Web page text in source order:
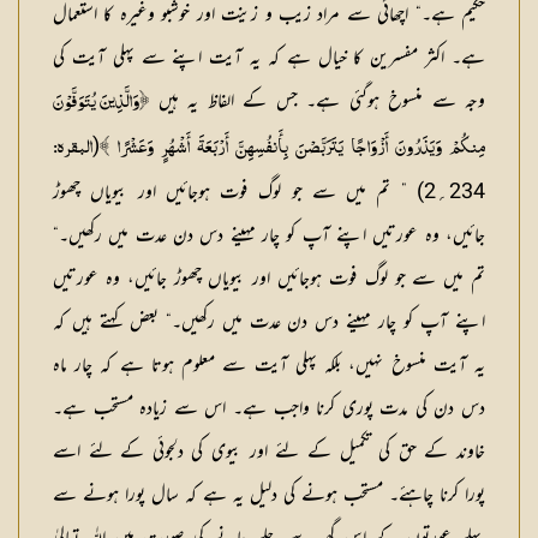
حکیم ہے۔“ اچھائی سے مراد زیب و زینت اور خوشبو وغیرہ کا استعمال
ہے۔ اکثر مفسرین کا خیال ہے کہ یہ آیت اپنے سے پہلی آیت کی
وجہ سے منسوخ ہوگئی ہے۔ جس کے الفاظ یہ ہیں ﴿وَالَّذِينَ يُتَوَفَّوْنَ
مِنكُمْ وَيَذَرُونَ أَزْوَاجًا يَتَرَبَّصْنَ بِأَنفُسِهِنَّ أَرْبَعَةَ أَشْهُرٍ وَعَشْرًا ﴾(البقرہ:
234؍2) ” تم میں سے جو لوگ فوت ہوجائیں اور بیویاں چھوڑ
جائیں، وہ عورتیں اپنے آپ کو چار مہینے دس دن عدت میں رکھیں۔“
تم میں سے جو لوگ فوت ہوجائیں اور بیویاں چھوڑ جائیں، وہ عورتیں
اپنے آپ کو چار مہینے دس دن عدت میں رکھیں۔“ بعض کہتے ہیں کہ
یہ آیت منسوخ نہیں، بلکہ پہلی آیت سے معلوم ہوتا ہے کہ چار ماہ
دس دن کی مدت پوری کرنا واجب ہے۔ اس سے زیادہ مستحب ہے۔
خاوند کے حق کی تکمیل کے لئے اور بیوی کی دلجوئی کے لئے اسے
پورا کرنا چاہئے۔ مستحب ہونے کی دلیل یہ ہے کہ سال پورا ہونے سے